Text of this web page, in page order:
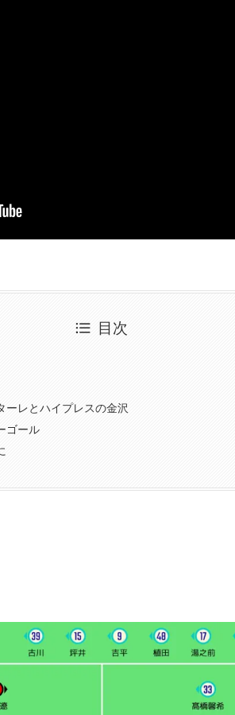
目次
ーレとハイプレスの金沢
ゴール